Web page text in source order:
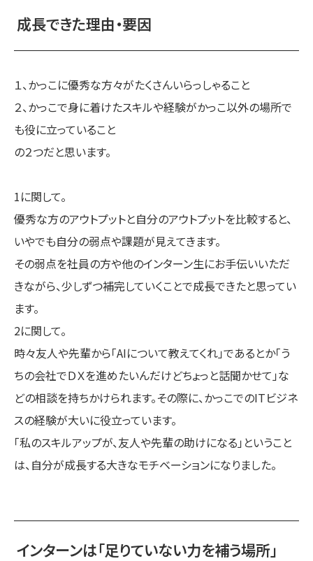
成長できた理由・要因
１、かっこに優秀な方々がたくさんいらっしゃること
２、かっこで身に着けたスキルや経験がかっこ以外の場所で
も役に立っていること
の２つだと思います。
1に関して。
優秀な方のアウトプットと自分のアウトプットを比較すると、
いやでも自分の弱点や課題が見えてきます。
その弱点を社員の方や他のインターン生にお手伝いいただ
きながら、少しずつ補完していくことで成長できたと思ってい
ます。
2に関して。
時々友人や先輩から「AIについて教えてくれ」であるとか「う
ちの会社でＤＸを進めたいんだけどちょっと話聞かせて」な
どの相談を持ちかけられます。その際に、かっこでのITビジネ
スの経験が大いに役立っています。
「私のスキルアップが、友人や先輩の助けになる」ということ
は、自分が成長する大きなモチベーションになりました。
インターンは「足りていない力を補う場所」